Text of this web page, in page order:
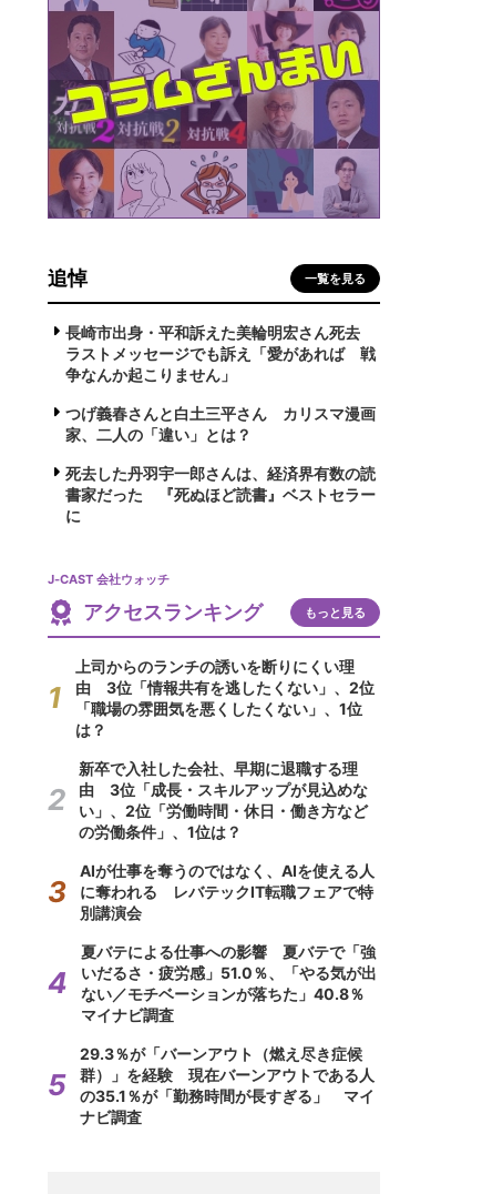
追悼 一覧を見る
長崎市出身・平和訴えた美輪明宏さん死去
ラストメッセージでも訴え「愛があれば 戦
争なんか起こりません」
つげ義春さんと白土三平さん カリスマ漫画
家、二人の「違い」とは？
死去した丹羽宇一郎さんは、経済界有数の読
書家だった 『死ぬほど読書』ベストセラー
に
J-CAST 会社ウォッチ
アクセスランキング もっと見る
上司からのランチの誘いを断りにくい理
由 3位「情報共有を逃したくない」、2位
「職場の雰囲気を悪くしたくない」、1位
は？
新卒で入社した会社、早期に退職する理
由 3位「成長・スキルアップが見込めな
い」、2位「労働時間・休日・働き方など
の労働条件」、1位は？
AIが仕事を奪うのではなく、AIを使える人
に奪われる レバテックIT転職フェアで特
別講演会
夏バテによる仕事への影響 夏バテで「強
いだるさ・疲労感」51.0％、「やる気が出
ない／モチベーションが落ちた」40.8％
マイナビ調査
29.3％が「バーンアウト（燃え尽き症候
群）」を経験 現在バーンアウトである人
の35.1％が「勤務時間が長すぎる」 マイ
ナビ調査